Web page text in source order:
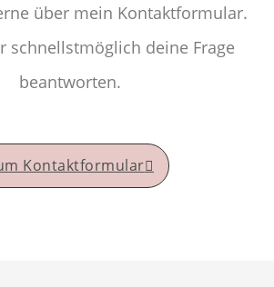
über mein Kontaktformular.
schnellstmöglich deine Frage
beantworten.
Kontaktformular